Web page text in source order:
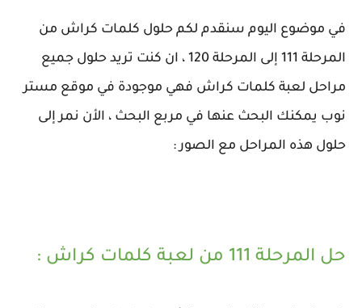
في موضوع اليوم سنقدم لكم حلول كلمات كراش من
المرحلة 111 إلى المرحلة 120 ، ان كنت تريد حلول جميع
مراحل لعبة كلمات كراش فهي موجودة في موقع مستر
نوب يمكنك البحث عنها في مربع البحث ، الأن نمر إلى
حلول هذه المراحل مع الصور :
حل المرحلة 111 من لعبة كلمات كراش :